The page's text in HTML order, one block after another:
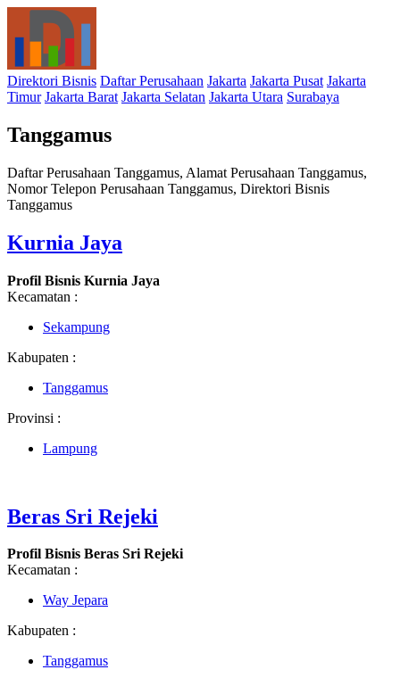
Direktori Bisnis Daftar Perusahaan Jakarta Jakarta Pusat Jakarta
Timur Jakarta Barat Jakarta Selatan Jakarta Utara Surabaya
Tanggamus
Daftar Perusahaan Tanggamus, Alamat Perusahaan Tanggamus,
Nomor Telepon Perusahaan Tanggamus, Direktori Bisnis
Tanggamus
Kurnia Jaya
Profil Bisnis Kurnia Jaya
Kecamatan :
Sekampung
Kabupaten :
Tanggamus
Provinsi :
Lampung
Beras Sri Rejeki
Profil Bisnis Beras Sri Rejeki
Kecamatan :
Way Jepara
Kabupaten :
Tanggamus